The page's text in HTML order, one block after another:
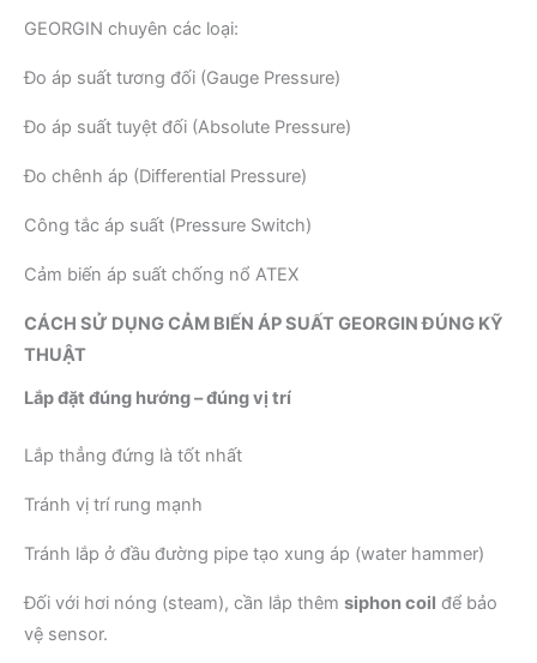
GEORGIN chuyên các loại:
Đo áp suất tương đối (Gauge Pressure)
Đo áp suất tuyệt đối (Absolute Pressure)
Đo chênh áp (Differential Pressure)
Công tắc áp suất (Pressure Switch)
Cảm biến áp suất chống nổ ATEX
CÁCH SỬ DỤNG CẢM BIẾN ÁP SUẤT GEORGIN ĐÚNG KỸ
THUẬT
Lắp đặt đúng hướng – đúng vị trí
Lắp thẳng đứng là tốt nhất
Tránh vị trí rung mạnh
Tránh lắp ở đầu đường pipe tạo xung áp (water hammer)
Đối với hơi nóng (steam), cần lắp thêm siphon coil để bảo
vệ sensor.